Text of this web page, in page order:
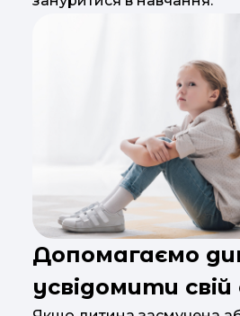
Допомагаємо
усвідомити